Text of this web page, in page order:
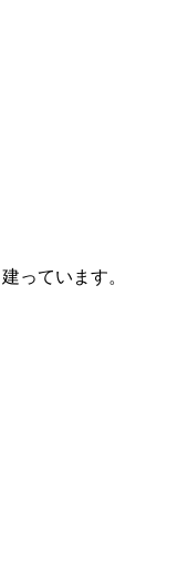
っています。